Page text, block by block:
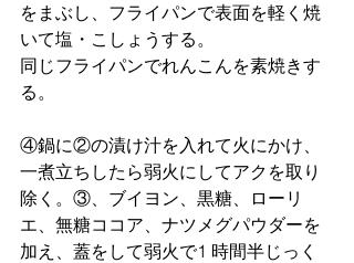
をまぶし、フライパンで表面を軽く焼
いて塩・こしょうする。
同じフライパンでれんこんを素焼きす
る。
④鍋に②の漬け汁を入れて火にかけ、
一煮立ちしたら弱火にしてアクを取り
除く。③、ブイヨン、黒糖、ローリ
エ、無糖ココア、ナツメグパウダーを
加え、蓋をして弱火で1 時間半じっく